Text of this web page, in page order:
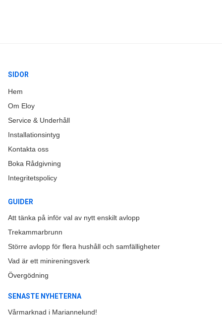
SIDOR
Hem
Om Eloy
Service & Underhåll
Installationsintyg
Kontakta oss
Boka Rådgivning
Integritetspolicy
GUIDER
Att tänka på inför val av nytt enskilt avlopp
Trekammarbrunn
Större avlopp för flera hushåll och samfälligheter
Vad är ett minireningsverk
Övergödning
SENASTE NYHETERNA
Vårmarknad i Mariannelund!